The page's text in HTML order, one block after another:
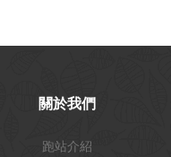
關於我們
跑站介紹